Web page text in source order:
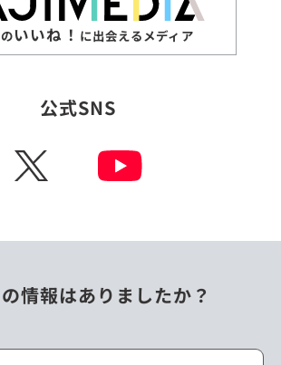
いいね！ に出会えるメディア
公式SNS
X
情報はありましたか？